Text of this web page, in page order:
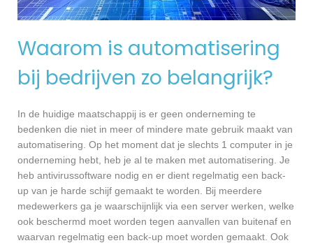
Waarom is automatisering
bij bedrijven zo belangrijk?
In de huidige maatschappij is er geen onderneming te
bedenken die niet in meer of mindere mate gebruik maakt van
automatisering. Op het moment dat je slechts 1 computer in je
onderneming hebt, heb je al te maken met automatisering. Je
heb antivirussoftware nodig en er dient regelmatig een back-
up van je harde schijf gemaakt te worden. Bij meerdere
medewerkers ga je waarschijnlijk via een server werken, welke
ook beschermd moet worden tegen aanvallen van buitenaf en
waarvan regelmatig een back-up moet worden gemaakt. Ook